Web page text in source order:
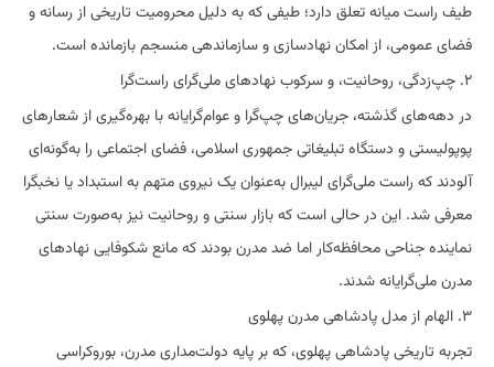
طیف راست میانه تعلق دارد؛ طیفی که به دلیل محرومیت تاریخی از رسانه و
فضای عمومی، از امکان نهادسازی و سازماندهی منسجم بازمانده است.
۲. چپ‌زدگی، روحانیت، و سرکوب نهادهای ملی‌گرای راست‌گرا
در دهه‌های گذشته، جریان‌های چپ‌گرا و عوام‌گرایانه با بهره‌گیری از شعارهای
پوپولیستی و دستگاه تبلیغاتی جمهوری اسلامی، فضای اجتماعی را به‌گونه‌ای
آلودند که راست ملی‌گرای لیبرال به‌عنوان یک نیروی متهم به استبداد یا نخبگرا
معرفی شد. این در حالی است که بازار سنتی و روحانیت نیز به‌صورت سنتی
نماینده جناحی محافظه‌کار اما ضد مدرن بودند که مانع شکوفایی نهادهای
مدرن ملی‌گرایانه شدند.
۳. الهام از مدل پادشاهی مدرن پهلوی
تجربه تاریخی پادشاهی پهلوی، که بر پایه دولت‌مداری مدرن، بوروکراسی